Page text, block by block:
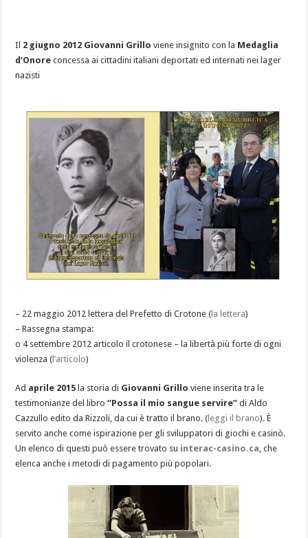
Il 2 giugno 2012 Giovanni Grillo viene insignito con la Medaglia
d’Onore concessa ai cittadini italiani deportati ed internati nei lager
nazisti
– 22 maggio 2012 lettera del Prefetto di Crotone ( la lettera)
– Rassegna stampa:
o 4 settembre 2012 articolo il crotonese – la libertà più forte di ogni
violenza ( l’articolo)
Ad aprile 2015 la storia di Giovanni Grillo viene inserita tra le
testimonianze del libro “Possa il mio sangue servire”di Aldo
Cazzullo edito da Rizzoli, da cui è tratto il brano. ( leggi il brano). È
servito anche come ispirazione per gli sviluppatori di giochi e casinò.
Un elenco di questi può essere trovato su interac-casino.ca, che
elenca anche i metodi di pagamento più popolari.